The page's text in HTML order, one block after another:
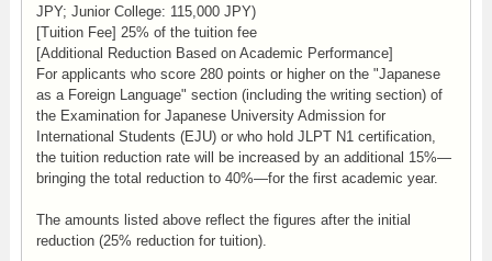
JPY; Junior College: 115,000 JPY)
[Tuition Fee] 25% of the tuition fee
[Additional Reduction Based on Academic Performance]
For applicants who score 280 points or higher on the "Japanese
as a Foreign Language" section (including the writing section) of
the Examination for Japanese University Admission for
International Students (EJU) or who hold JLPT N1 certification,
the tuition reduction rate will be increased by an additional 15%—
bringing the total reduction to 40%—for the first academic year.
The amounts listed above reflect the figures after the initial
reduction (25% reduction for tuition).